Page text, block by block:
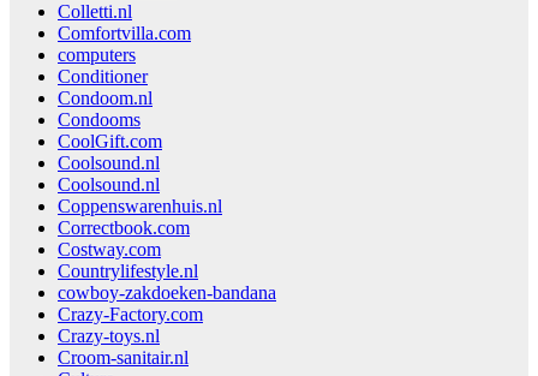
Colletti.nl
Comfortvilla.com
computers
Conditioner
Condoom.nl
Condooms
CoolGift.com
Coolsound.nl
Coolsound.nl
Coppenswarenhuis.nl
Correctbook.com
Costway.com
Countrylifestyle.nl
cowboy-zakdoeken-bandana
Crazy-Factory.com
Crazy-toys.nl
Croom-sanitair.nl